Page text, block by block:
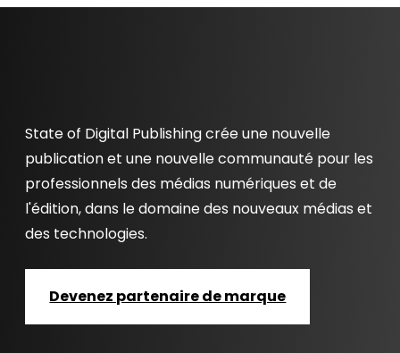
State of Digital Publishing crée une nouvelle
publication et une nouvelle communauté pour les
professionnels des médias numériques et de
l'édition, dans le domaine des nouveaux médias et
des technologies.
Devenez partenaire de marque